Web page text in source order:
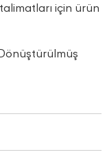
için ürün